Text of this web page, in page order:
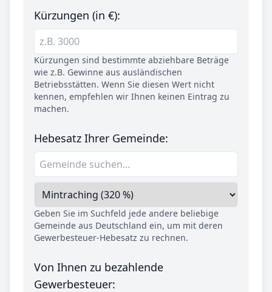
Kürzungen (in €):
Kürzungen sind bestimmte abziehbare Beträge
wie z.B. Gewinne aus ausländischen
Betriebsstätten. Wenn Sie diesen Wert nicht
kennen, empfehlen wir Ihnen keinen Eintrag zu
machen.
Hebesatz Ihrer Gemeinde:
Geben Sie im Suchfeld jede andere beliebige
Gemeinde aus Deutschland ein, um mit deren
Gewerbesteuer-Hebesatz zu rechnen.
Von Ihnen zu bezahlende
Gewerbesteuer: